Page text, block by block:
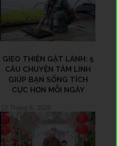
GIEO THIỆN GẶT LÀNH: 5
CÂU CHUYỆN TÂM LINH
GIÚP BẠN SỐNG TÍCH
CỰC HƠN MỖI NGÀY
12 Tháng 6, 2026